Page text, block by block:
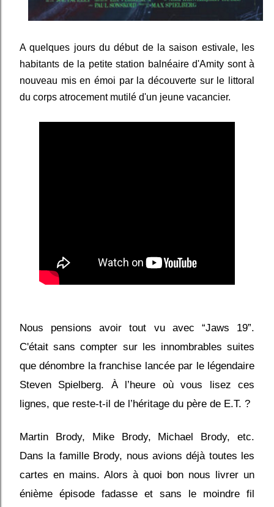
A quelques jours du début de la saison estivale, les
habitants de la petite station balnéaire d'Amity sont à
nouveau mis en émoi par la découverte sur le littoral
du corps atrocement mutilé d'un jeune vacancier.
Nous pensions avoir tout vu avec “Jaws 19”.
C'était sans compter sur les innombrables suites
que dénombre la franchise lancée par le légendaire
Steven Spielberg. À l’heure où vous lisez ces
lignes, que reste-t-il de l’héritage du père de E.T. ?
Martin Brody, Mike Brody, Michael Brody, etc.
Dans la famille Brody, nous avions déjà toutes les
cartes en mains. Alors à quoi bon nous livrer un
énième épisode fadasse et sans le moindre fil